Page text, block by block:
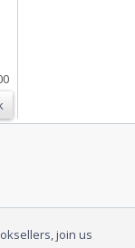
join us